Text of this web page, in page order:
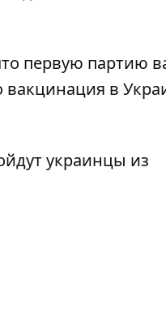
первую партию
вакцинация в
украинцы из